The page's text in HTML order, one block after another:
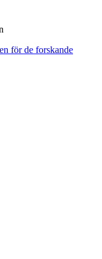
för de forskande